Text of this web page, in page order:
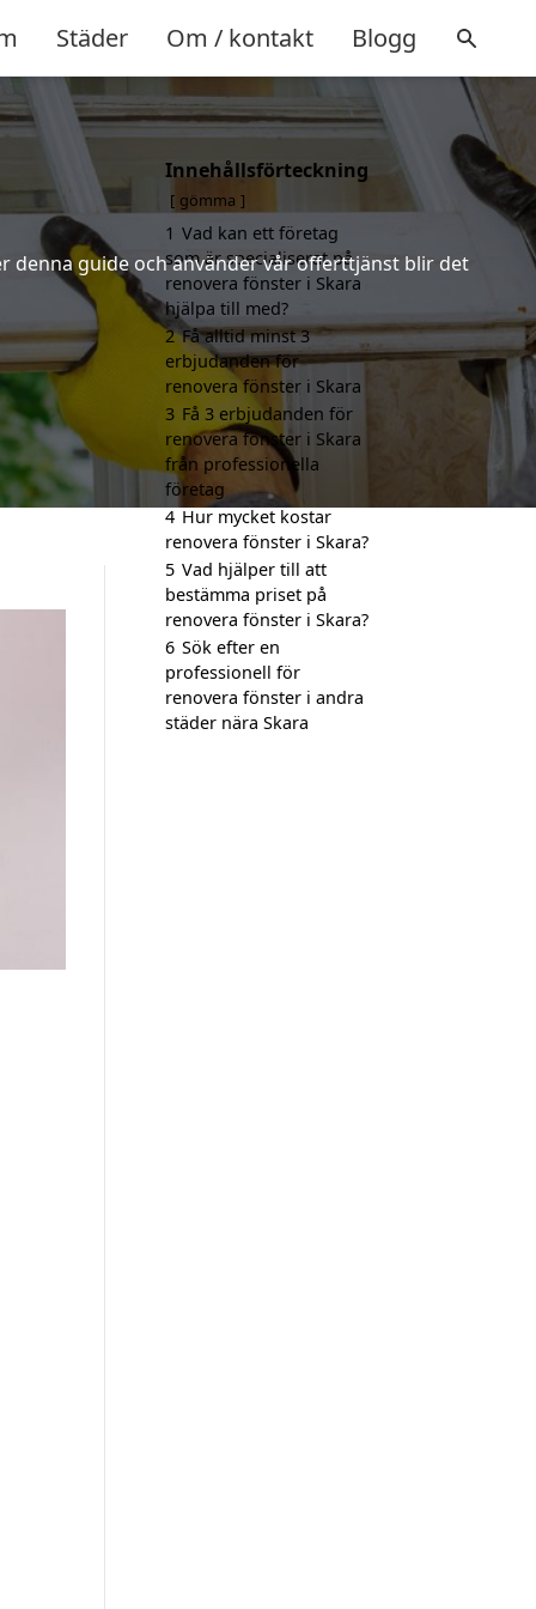
Städer Om / kontakt Blogg
denna guide och använder vår offerttjänst blir det
Innehållsförteckning
gömma
1 Vad kan ett företag
som är specialiserat på
renovera fönster i Skara
hjälpa till med?
2 Få alltid minst 3
erbjudanden för
renovera fönster i Skara
3 Få 3 erbjudanden för
renovera fönster i Skara
från professionella
företag
4 Hur mycket kostar
renovera fönster i Skara?
5 Vad hjälper till att
bestämma priset på
renovera fönster i Skara?
6 Sök efter en
professionell för
renovera fönster i andra
städer nära Skara